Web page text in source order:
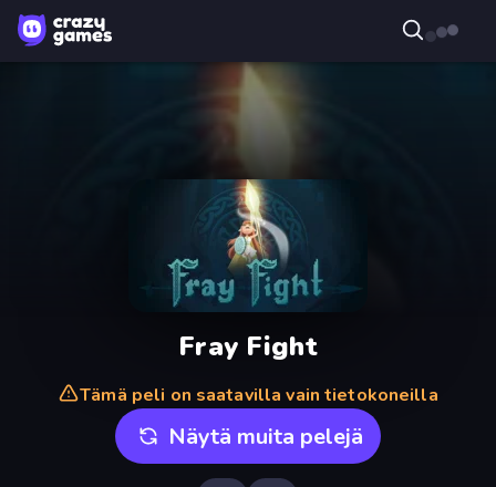
Fray Fight
Tämä peli on saatavilla vain tietokoneilla
Näytä muita pelejä